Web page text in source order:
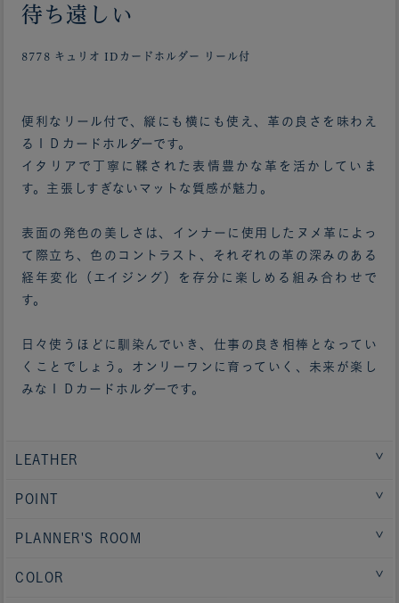
待ち遠しい
8778 キュリオ IDカードホルダー リール付
便利なリール付で、縦にも横にも使え、革の良さを味わえ
るＩＤカードホルダーです。
イタリアで丁寧に鞣された表情豊かな革を活かしていま
す。主張しすぎないマットな質感が魅力。
表面の発色の美しさは、インナーに使用したヌメ革によっ
て際立ち、色のコントラスト、それぞれの革の深みのある
経年変化（エイジング）を存分に楽しめる組み合わせで
す。
日々使うほどに馴染んでいき、仕事の良き相棒となってい
くことでしょう。オンリーワンに育っていく、未来が楽し
みなＩＤカードホルダーです。
LEATHER
POINT
PLANNER'S ROOM
COLOR